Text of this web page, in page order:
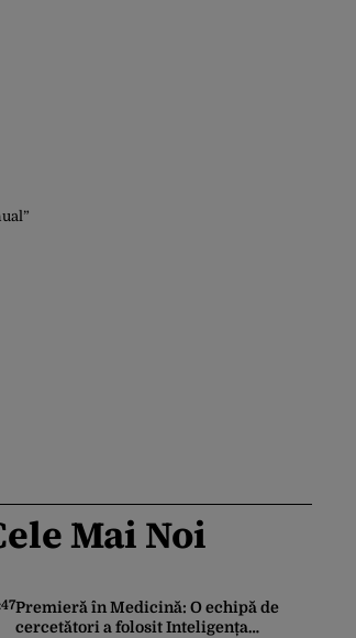
Mai Noi
Premieră în Medicină: O echipă de
cercetători a folosit Inteligența